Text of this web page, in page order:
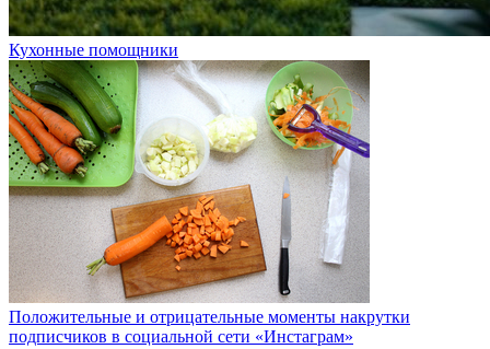
Кухонные помощники
Положительные и отрицательные моменты накрутки
подписчиков в социальной сети «Инстаграм»